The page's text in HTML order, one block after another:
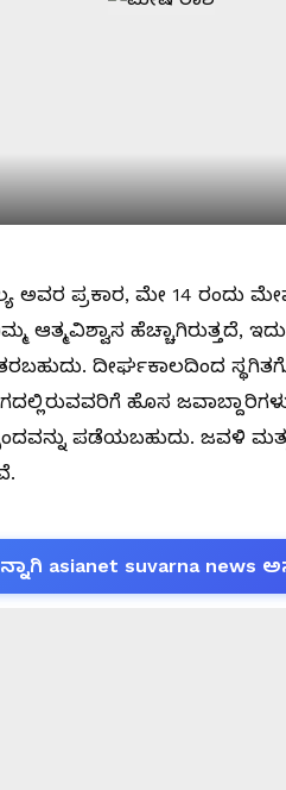
ಪ್ರಕಾರ, ಮೇ 14 ರಂದು
ಆತ್ಮವಿಶ್ವಾಸ ಹೆಚ್ಚಾಗಿರುತ್ತದೆ,
ದೀರ್ಘಕಾಲದಿಂದ
ಹೊಸ
ಪಡೆಯಬಹುದು. ಜವಳಿ
asianet suvarna news